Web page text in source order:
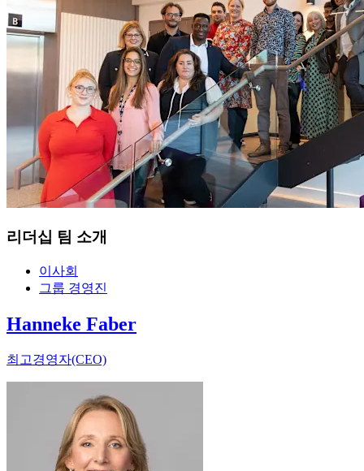
리더십 팀 소개
이사회
그룹 경영진
Hanneke Faber
최고경영자(CEO)